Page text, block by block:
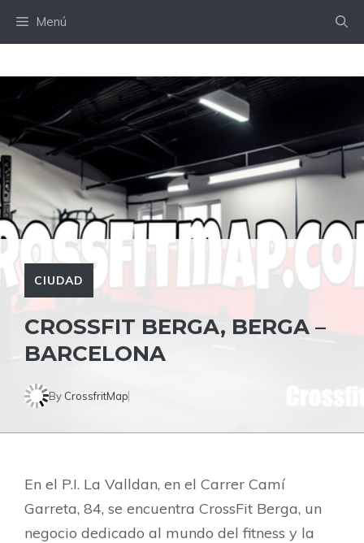
Menú
CIUDAD
CROSSFIT BERGA, BERGA –
BARCELONA
By CrossfritMap
En el P.I. La Valldan, en el Carrer Camí
Garreta, 84, se encuentra CrossFit Berga, un
negocio dedicado al mundo del fitness y la